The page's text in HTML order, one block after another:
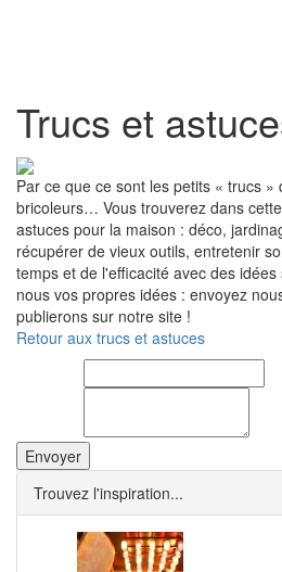
Trucs et
Par ce que ce sont les petits « trucs »
bricoleurs… Vous trouverez dans
astuces pour la maison : déco,
récupérer de vieux outils, entretenir
temps et de l'efficacité avec des
nous vos propres idées : envoyez
publierons sur notre site !
Retour aux trucs et astuces
Trouvez l'inspiration...